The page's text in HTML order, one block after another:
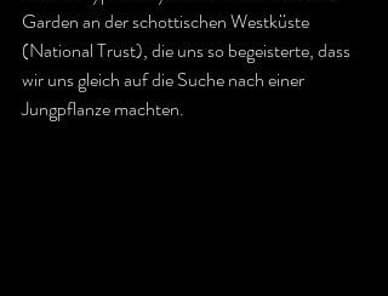
Garden an der schottischen Westküste
(National Trust), die uns so begeisterte, dass
wir uns gleich auf die Suche nach einer
Jungpflanze machten.